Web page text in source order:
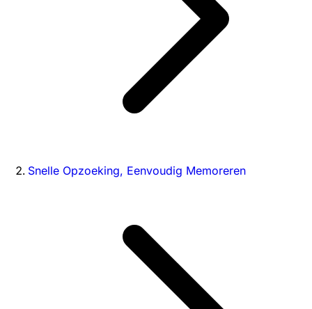
Snelle Opzoeking, Eenvoudig Memoreren